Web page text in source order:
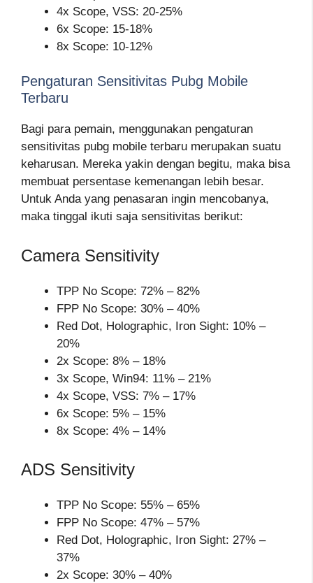
4x Scope, VSS: 20-25%
6x Scope: 15-18%
8x Scope: 10-12%
Pengaturan Sensitivitas Pubg Mobile
Terbaru
Bagi para pemain, menggunakan pengaturan
sensitivitas pubg mobile terbaru merupakan suatu
keharusan. Mereka yakin dengan begitu, maka bisa
membuat persentase kemenangan lebih besar.
Untuk Anda yang penasaran ingin mencobanya,
maka tinggal ikuti saja sensitivitas berikut:
Camera Sensitivity
TPP No Scope: 72% – 82%
FPP No Scope: 30% – 40%
Red Dot, Holographic, Iron Sight: 10% –
20%
2x Scope: 8% – 18%
3x Scope, Win94: 11% – 21%
4x Scope, VSS: 7% – 17%
6x Scope: 5% – 15%
8x Scope: 4% – 14%
ADS Sensitivity
TPP No Scope: 55% – 65%
FPP No Scope: 47% – 57%
Red Dot, Holographic, Iron Sight: 27% –
37%
2x Scope: 30% – 40%